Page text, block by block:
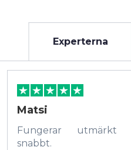
Experterna
Matsi
Fungerar utmärkt
snabbt.